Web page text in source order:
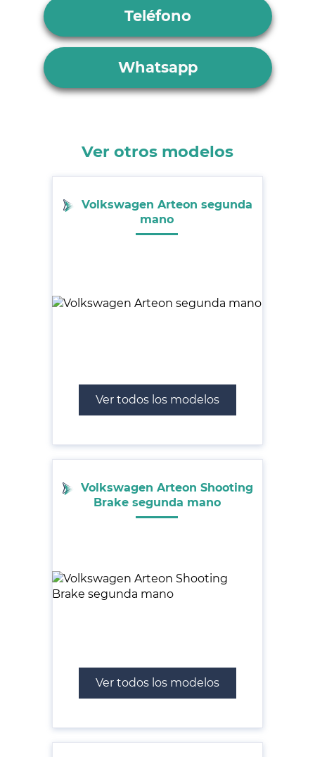
Teléfono
Whatsapp
Ver otros modelos
Volkswagen Arteon segunda
mano
Ver todos los modelos
Volkswagen Arteon Shooting
Brake segunda mano
Ver todos los modelos